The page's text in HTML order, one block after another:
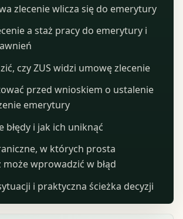
zlecenie wlicza się do emerytury
a staż pracy do emerytury i
czy ZUS widzi umowę zlecenie
przed wnioskiem o ustalenie
emerytury
błędy i jak ich uniknąć
w których prosta
wprowadzić w błąd
i praktyczna ścieżka decyzji